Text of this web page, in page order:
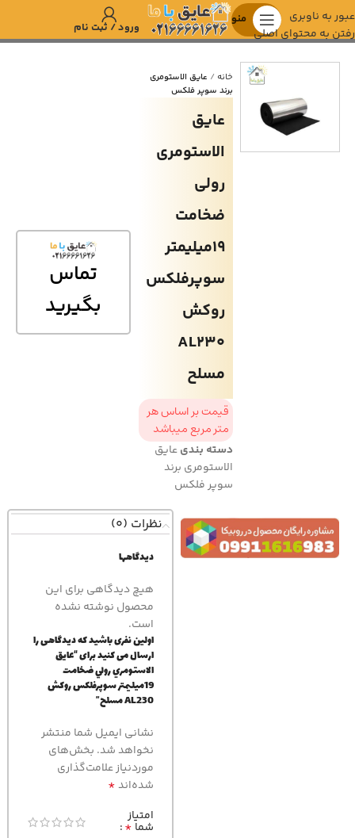
عبور به ناوبری
رفتن به محتوای اصلی
منو
ورود / ثبت نام
تماس
بگیرید
خانه
عایق الاستومری
برند سوپر فلکس
عايق
الاستومري
رولي
ضخامت
19ميليمتر
سوپرفلكس
روكش
AL230
مسلح
قیمت بر اساس هر
متر مربع میباشد
دسته بندی عایق
الاستومری برند
سوپر فلکس
نظرات (0)
دیدگاهها
هیچ دیدگاهی برای این
محصول نوشته نشده
است.
اولین نفری باشید که دیدگاهی را
ارسال می کنید برای “عايق
الاستومري رولي ضخامت
19ميليمتر سوپرفلكس روكش
AL230 مسلح”
نشانی ایمیل شما منتشر
نخواهد شد. بخش‌های
موردنیاز علامت‌گذاری
شده‌اند*
امتیاز
شما *